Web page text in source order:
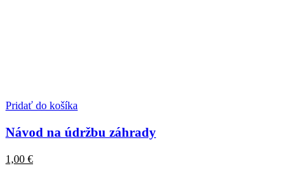
Pridať do košíka
Návod na údržbu záhrady
1,00 €